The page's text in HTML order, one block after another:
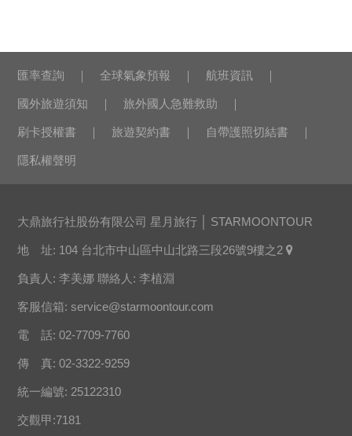
匯率查詢 全球氣象預報 航班資訊
國外旅遊須知 旅外國人急難救助
刷卡授權書 旅遊契約書 自帶護照切結書
隱私權聲明
大鼎旅行社股份有限公司 星月旅行 │ STARMOONTOUR
地 址: 104 台北市中山區中山北路三段26號9樓之2
負責人: 李美娜 聯絡人: 李植淵
客服信箱:service@starmoontour.com
電 話: 02-7709-7760
傳 真: 02-3322-9259
統一編號: 25122310
交觀甲:7181